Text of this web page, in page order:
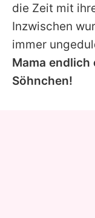
die Zeit mit
Inzwischen
immer
Mama endlich
Söhnchen!